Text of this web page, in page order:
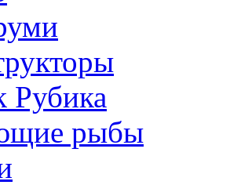
Рубика
рыбы